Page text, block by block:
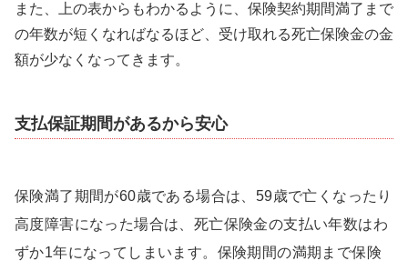
また、上の表からもわかるように、保険契約期間満了まで
の年数が短くなればなるほど、受け取れる死亡保険金の金
額が少なくなってきます。
支払保証期間があるから安心
保険満了期間が60歳である場合は、59歳で亡くなったり
高度障害になった場合は、死亡保険金の支払い年数はわ
ずか1年になってしまいます。保険期間の満期まで保険